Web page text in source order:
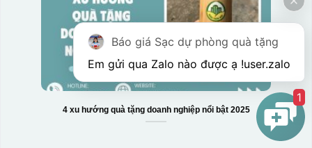
4 xu hướng quà tặng doanh nghiệp nổi bật 2025
Báo giá Sạc dự phòng quà tặng
Em gửi qua Zalo nào được ạ !user.zalo
1